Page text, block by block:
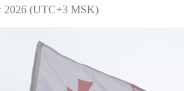
2026 (UTC+3 MSK)